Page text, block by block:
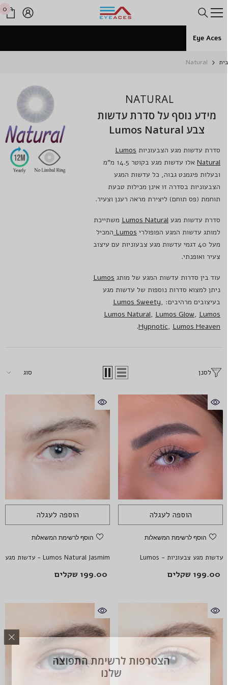
דלג לתוכן 0
0
Eye Aces
Natural
NATURAL
מידע נוסף על סדרת עדשות
צבע Lumos Natural
סדרת עדשות מגע הצבעוניות Lumos
Natural
אלו עדשות מגע בקוטר 14.5 מ"מ
ובעלות פיגמנט גבוה, כל עדשות המגע
הצבעוניות בסדרה זו אינן מכילות טבעת
תוחמת (פס תוחם) ליצירת מראה רענן וצעיר.
סדרת עדשות מגע Lumos Natural משתייכת
למותג עדשות המגע הפופולרי Lumos המכיל
מעל 40 דגמי עדשות מגע צבעוניות עם עיצוב
צעיר ואופנתי.
עוד בין סדרות עדשות המגע של מותג Lumos
ניתן למצוא סדרות נוספות של עדשות מגע
בעיצובים מרהיבים: Lumos Sweety,
Lumos Natural,Lumos Glow,Lumos
Hypnotic,Lumos Heaven
.
לסנן סוג
הוספה לעגלה
הוסף לרשימת המשאלות
עדשות מגע צבעוניות - Lumos
Natural Fruta De Avela
199.00 שקלים
הוספה לעגלה
הוסף לרשימת המשאלות
Lumos Natural Jasmim - עדשות מגע
צבעוניות
199.00 שקלים
הצטרפות לרשימת התפוצה
שלנו